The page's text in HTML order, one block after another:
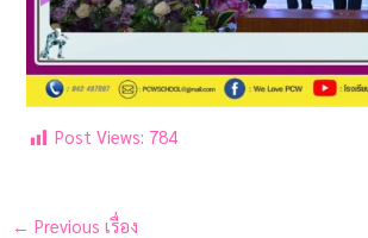
Post Views: 784
← Previous เรื่อง